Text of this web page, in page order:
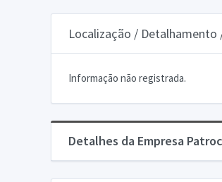
Localização / Detalhamento
Informação não registrada.
Detalhes da Empresa